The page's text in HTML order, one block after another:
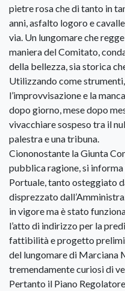
pietre rosa che di tanto in
anni, asfalto logoro e
via. Un lungomare che
maniera del Comitato,
della bellezza, sia storica
Utilizzando come
l’improvvisazione e la
dopo giorno, mese dopo
vivacchiare sospeso tra il
palestra e una tribuna.
Ciononostante la Giunta
pubblica ragione, si
Portuale, tanto osteggiato
disprezzato
in vigore ma è stato
l’atto di indirizzo per la
fattibilità e progetto
del lungomare di Marciana
tremendamente curiosi di
Pertanto il Piano